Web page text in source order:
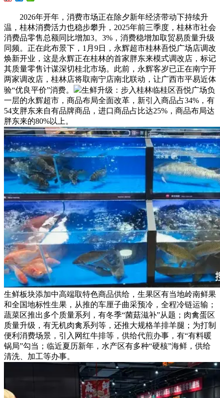
2026年开年，消费市场正在除夕新年经济带动下持续升
温，桂林消费活力也稳步攀升，2025年前三季度，桂林市社会
消费品零售总额同比增加3。3%，消费稳增加取贸易质量升级
同频。正在此布景下，1月9日，永辉超市桂林吾悦广场店调改
焕新开业，这是永辉正在桂林的首家胖东来模式调改店，标记
其质量零售计谋深切桂北市场。此前，永辉客岁已正在南宁开
两家调改店，桂林店将取南宁店南北联动，让广西市平易近体
验“优良平价”消费。
生鲜升级：步入桂林临桂区吾悦广场负
一层的永辉超市，商品布局全面改革，新引入商品占34%，有
54支胖东来自有品牌商品，进口商品占比达25%，商品布局达
胖东来的80%以上。
生鲜板块添加中高端取特色商品供给，生果区有当地岭南鲜果
和全国地标性生果，从推的车厘子曲采预冷，全程冷链运输；
蔬菜区推出多个质量系列，有冬季“菌菇滋补”从题；肉禽蛋区
质量升级，有无机肉禽系列等，还推大规格羊排羊腿；为打制
便利消费场景，引入网红牛排等，供给代煎办事，有“有料暖
锅局”勾当；临近夏历新年，水产区有多种“硬核”海鲜，供给
清洗、加工等办事。